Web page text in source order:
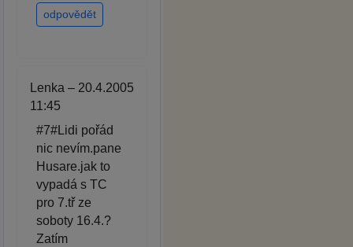
odpovědět
Lenka – 20.4.2005
11:45
#7#Lidi pořád
nic nevím.pane
Husare.jak to
vypadá s TC
pro 7.tř ze
soboty 16.4.?
Zatím